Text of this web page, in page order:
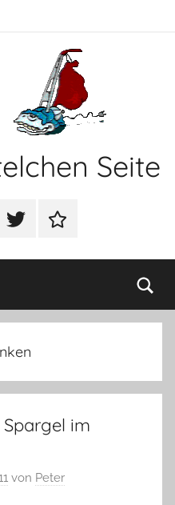
Seite
Twitter Newsletter
im
von Peter